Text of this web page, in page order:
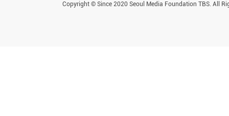
Copyright © Since 2020 Seoul Media Foundation TBS. All